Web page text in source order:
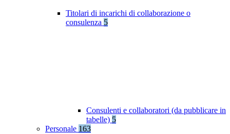
Titolari di incarichi di collaborazione o
consulenza 5
Consulenti e collaboratori (da pubblicare in
tabelle) 5
Personale 163